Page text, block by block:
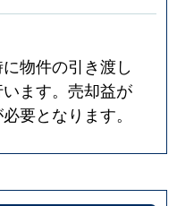
物件の引き渡し
ます。売却益が
要となります。